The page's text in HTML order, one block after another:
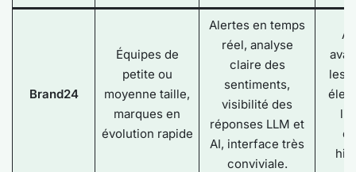
Brand24
Équipes de
petite ou
moyenne taille,
marques en
évolution rapide
Alertes en temps
réel, analyse
claire des
sentiments,
visibilité des
réponses LLM et
AI, interface très
conviviale.
les